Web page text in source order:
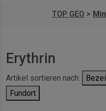
TOP GEO >
Erythrin
Artikel sortieren nach:
Fundort